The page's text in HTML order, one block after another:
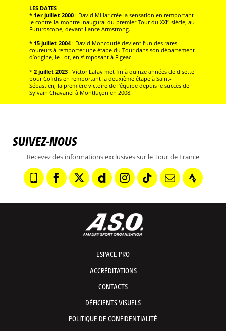
LES DATES
* 1er juillet 2000 : David Millar crée la sensation en remportant
le contre-la-montre inaugural du premier Tour du XXIe siècle, au
Futuroscope, devant Lance Armstrong.
* 15 juillet 2004: David Moncoutié devient l’un des rares
coureurs à remporter une étape du Tour dans son département
d’origine, le Lot, en s’imposant à Figeac.
* 2 juillet 2023 : Victor Lafay met fin à quinze années de disette
pour Cofidis en remportant la deuxième étape à Saint-
Sébastien, la première victoire de l’équipe depuis le succès de
Sylvain Chavanel à Montluçon en 2008.
SUIVEZ-NOUS
Recevez des informations exclusives sur le Tour de France
ESPACE PRO
ACCRÉDITATIONS
CONTACTS
DÉFICIENTS VISUELS
POLITIQUE DE CONFIDENTIALITÉ